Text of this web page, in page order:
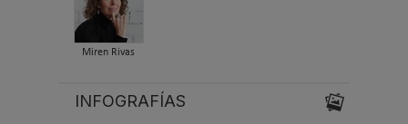
Miren Rivas
INFOGRAFÍAS